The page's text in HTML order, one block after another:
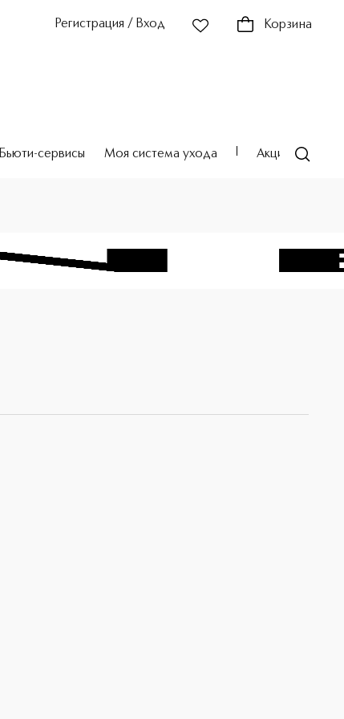
Регистрация / Вход Корзина
Бьюти-сервисы Моя система ухода Акции